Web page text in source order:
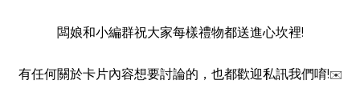
闆娘和小編群祝大家每樣禮物都送進心坎裡!
有任何關於卡片內容想要討論的，也都歡迎私訊我們唷!✉️